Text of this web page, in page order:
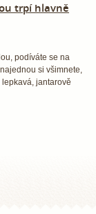
trpí hlavně
podíváte se na
si všimnete,
jantarově